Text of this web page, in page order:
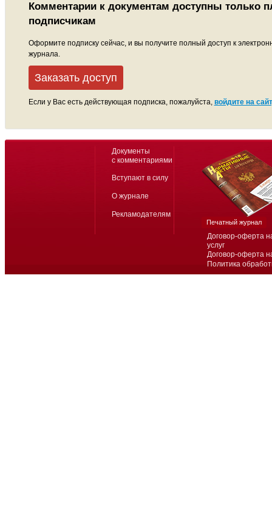
Комментарии к документам доступны только
подписчикам
Оформите подписку сейчас, и вы получите полный доступ к
журнала.
Заказать доступ
Если у Вас есть действующая подписка, пожалуйста, войдите на
Договор-оферта
услуг
Договор-оферта
Политика
Документы
с комментариями
Вступают в силу
О журнале
Рекламодателям
Печатный журнал